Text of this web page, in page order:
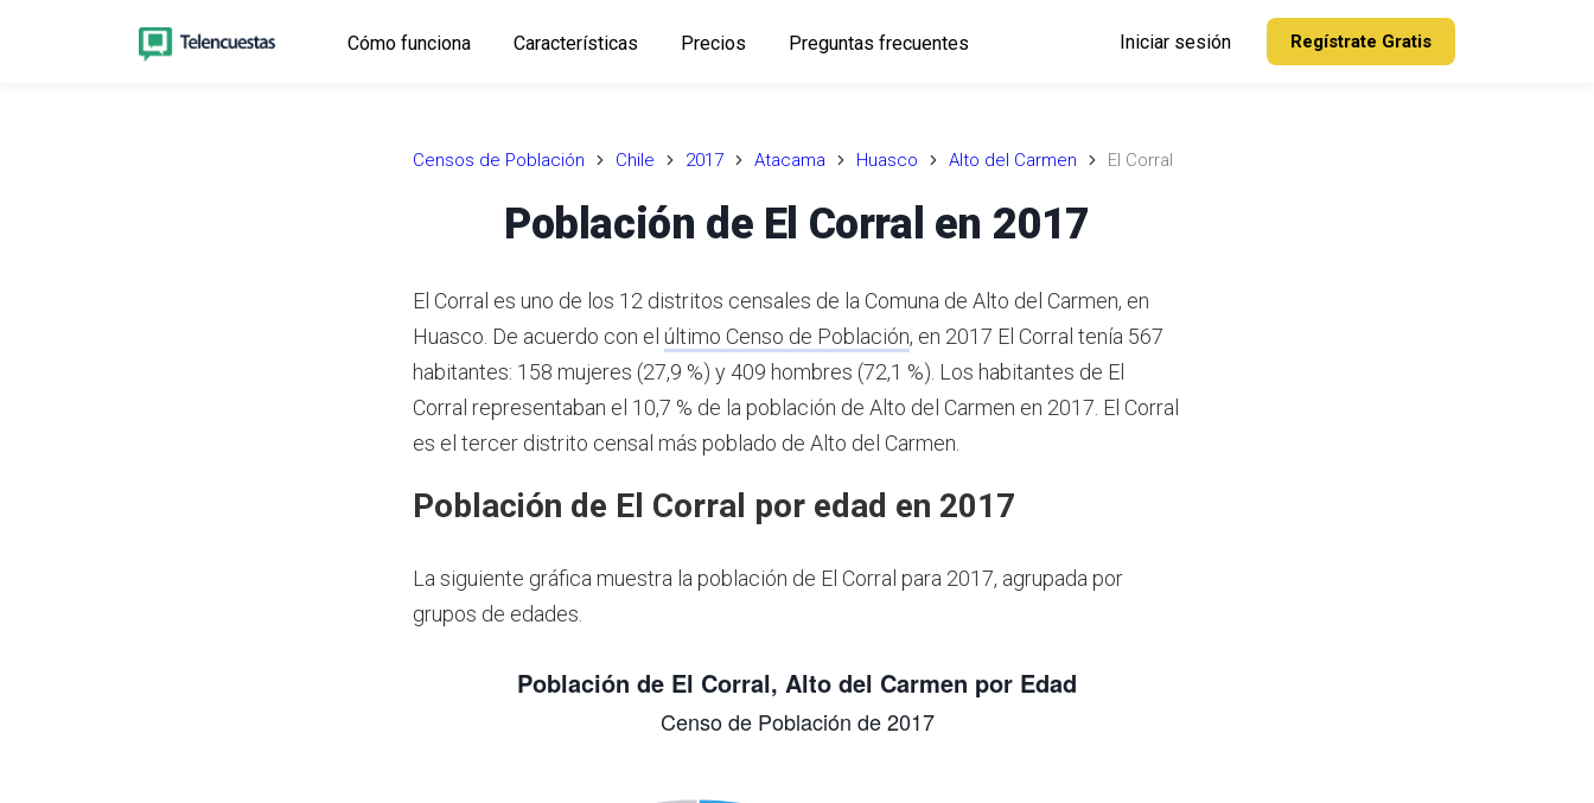
Cómo funciona Características Precios Preguntas frecuentes Iniciar sesión Regístrate Gratis
Censos de Población Chile 2017 Atacama Huasco Alto del Carmen El Corral
Población de El Corral en 2017
El Corral es uno de los 12 distritos censales de la Comuna de Alto del Carmen, en
Huasco. De acuerdo con el último Censo de Población, en 2017 El Corral tenía 567
habitantes: 158 mujeres (27,9 %) y 409 hombres (72,1 %). Los habitantes de El
Corral representaban el 10,7 % de la población de Alto del Carmen en 2017. El Corral
es el tercer distrito censal más poblado de Alto del Carmen.
Población de El Corral por edad en 2017
La siguiente gráfica muestra la población de El Corral para 2017, agrupada por
grupos de edades.